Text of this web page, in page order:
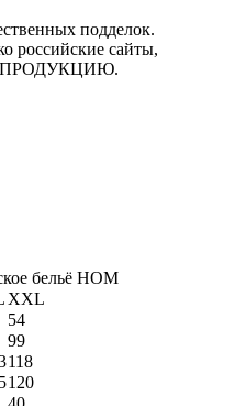
подделок.
российские сайты,
.
XXL
54
99
118
120